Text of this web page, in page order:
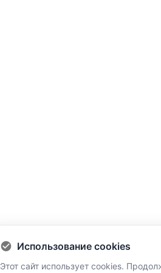
Использование cookies
Этот сайт использует cookies.